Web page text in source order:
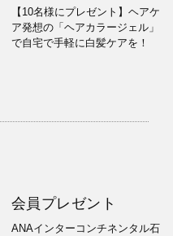
【10名様にプレゼント】ヘアケ
ア発想の「ヘアカラージェル」
で自宅で手軽に白髪ケアを！
会員プレゼント
ANAインターコンチネンタル石